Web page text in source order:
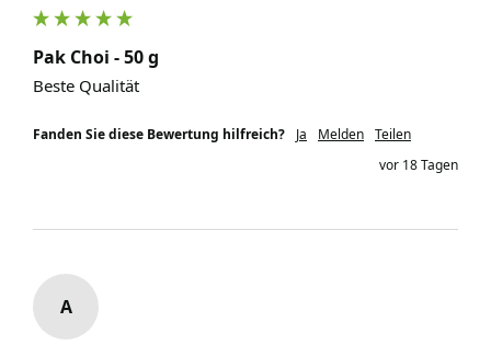
Pak Choi - 50 g
Beste Qualität
Fanden Sie diese Bewertung hilfreich? Ja Melden Teilen
vor 18 Tagen
A